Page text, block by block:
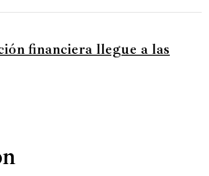
financiera llegue a las